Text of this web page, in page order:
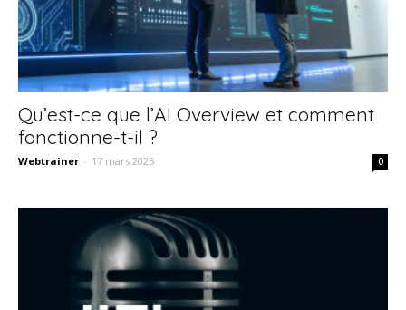
Qu’est-ce que l’AI Overview et comment
fonctionne-t-il ?
Webtrainer - 17 mars 2025 0